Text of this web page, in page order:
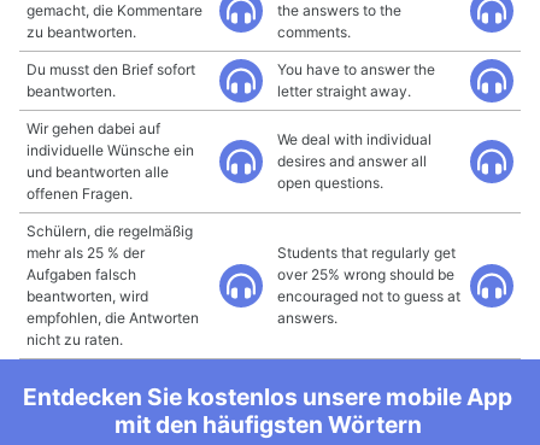
gemacht, die Kommentare
zu beantworten.
the answers to the
comments.
Du musst den Brief sofort
beantworten.
You have to answer the
letter straight away.
Wir gehen dabei auf
individuelle Wünsche ein
und beantworten alle
offenen Fragen.
We deal with individual
desires and answer all
open questions.
Schülern, die regelmäßig
mehr als 25 % der
Aufgaben falsch
beantworten, wird
empfohlen, die Antworten
nicht zu raten.
Students that regularly get
over 25% wrong should be
encouraged not to guess at
answers.
Entdecken Sie kostenlos unsere mobile App
mit den häufigsten Wörtern